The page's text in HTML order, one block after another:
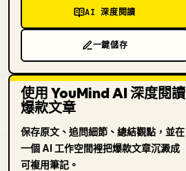
AI 深度閱讀
一鍵儲存
使用 YouMind AI 深度閱讀
爆款文章
保存原文、追問細節、總結觀點，並在
一個 AI 工作空間裡把爆款文章沉澱成
可複用筆記。